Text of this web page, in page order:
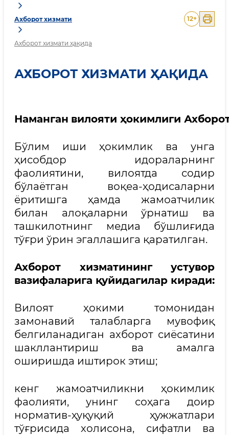
Ахборот хизмати
Ахборот хизмати ҳақида
12+
АХБОРОТ ХИЗМАТИ ҲАҚИДА
Наманган вилояти ҳокимлиги
Бўлим иши ҳокимлик ва унга
ҳисобдор идораларнинг
фаолиятини, вилоятда содир
бўлаётган воқеа-ҳодисаларни
ёритишга ҳамда жамоатчилик
билан алоқаларни ўрнатиш ва
ташкилотнинг медиа бўшлиғида
тўғри ўрин эгаллашига қаратилган.
Ахборот хизматининг устувор
вазифаларига қуйидагилар киради:
Вилоят ҳокими томонидан
замонавий талабларга мувофиқ
белгиланадиган ахборот сиёсатини
шакллантириш ва амалга
оширишда иштирок этиш;
кенг жамоатчиликни ҳокимлик
фаолияти, унинг соҳага доир
норматив-ҳуқуқий ҳужжатлари
тўғрисида холисона, сифатли ва